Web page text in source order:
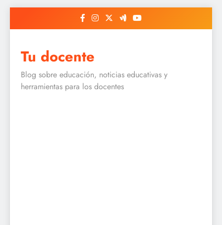
Tu docente
Blog sobre educación, noticias educativas y
herramientas para los docentes